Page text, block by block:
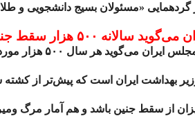
«مسئولان بسیج دانشجویی و
می‌گوید سالانه ۵۰۰ هزار سقط
ایران می‌گوید هر سال ۵۰۰ هزار
بهداشت ایران است که پیش‌تر از کشته
از سقط جنین باشد و هم آمار مرگ